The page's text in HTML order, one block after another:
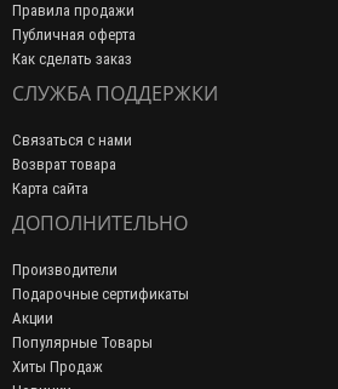
Правила продажи
Публичная оферта
Как сделать заказ
СЛУЖБА ПОДДЕРЖКИ
Связаться с нами
Возврат товара
Карта сайта
ДОПОЛНИТЕЛЬНО
Производители
Подарочные сертификаты
Акции
Популярные Товары
Хиты Продаж